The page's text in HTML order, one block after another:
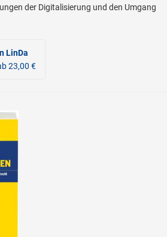
der Digitalisierung und den Umgang
LinDa
23,00 €